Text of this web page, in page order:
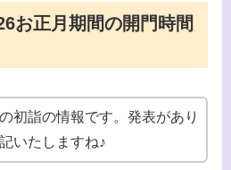
お正月期間の開門時間
初詣の情報です。発表があり
いたしますね♪